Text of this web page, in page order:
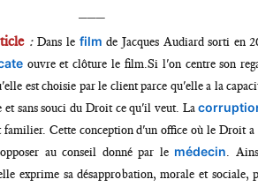
:Dans le film de Jacques Audiard sorti en
ouvre et clôture le film.Si l'on centre son
est choisie par le client parce qu'elle a la
et sans souci du Droit ce qu'il veut. La
familier. Cette conception d'un office où le Droit a
au conseil donné par le médecin.
exprime sa désapprobation, morale et sociale,